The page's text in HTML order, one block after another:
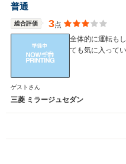
普通
総合評価 3点
全体的に運転も
ても気に入って
ゲストさん
三菱 ミラージュセダン